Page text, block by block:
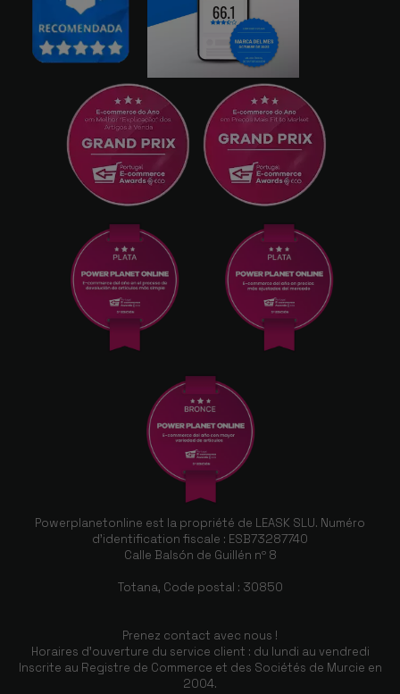
Powerplanetonline est la propriété de LEASK SLU. Numéro
d'identification fiscale : ESB73287740
Calle Balsón de Guillén nº 8
Totana, Code postal : 30850
Prenez contact avec nous !
Horaires d'ouverture du service client : du lundi au vendredi
Inscrite au Registre de Commerce et des Sociétés de Murcie en
2004.